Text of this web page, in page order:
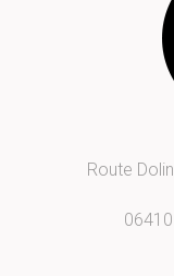
Route